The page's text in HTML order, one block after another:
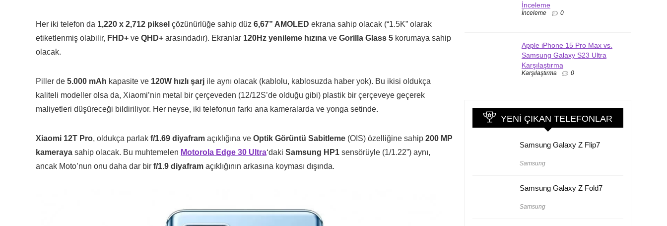
Her iki telefon da 1,220 x 2,712 piksel çözünürlüğe sahip düz 6,67” AMOLED ekrana sahip olacak (“1.5K” olarak
etiketlenmiş olabilir, FHD+ ve QHD+ arasındadır). Ekranlar 120Hz yenileme hızına ve Gorilla Glass 5 korumaya sahip
olacak.
Piller de 5.000 mAh kapasite ve 120W hızlı şarj ile aynı olacak (kablolu, kablosuzda haber yok). Bu ikisi oldukça
kaliteli modeller olsa da, Xiaomi’nin metal bir çerçeveden (12/12S’de olduğu gibi) plastik bir çerçeveye geçerek
maliyetleri düşüreceği bildiriliyor. Her neyse, iki telefonun farkı ana kameralarda ve yonga setinde.
Xiaomi 12T Pro, oldukça parlak f/1.69 diyafram açıklığına ve Optik Görüntü Sabitleme (OIS) özelliğine sahip 200 MP
kameraya sahip olacak. Bu muhtemelen Motorola Edge 30 Ultra‘daki Samsung HP1 sensörüyle (1/1.22”) aynı,
ancak Moto’nun onu daha dar bir f/1.9 diyafram açıklığının arkasına koyması dışında.
İnceleme
İnceleme 0
Apple iPhone 15 Pro Max vs.
Samsung Galaxy S23 Ultra
Karşılaştırma
Karşılaştırma 0
YENI ÇIKAN TELEFONLAR
Samsung Galaxy Z Flip7
Samsung
Samsung Galaxy Z Fold7
Samsung